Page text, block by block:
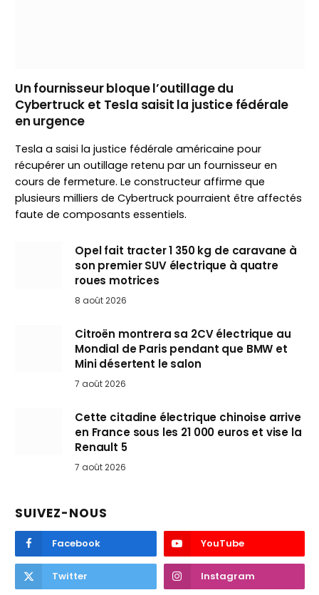
Un fournisseur bloque l’outillage du
Cybertruck et Tesla saisit la justice fédérale
en urgence
Tesla a saisi la justice fédérale américaine pour
récupérer un outillage retenu par un fournisseur en
cours de fermeture. Le constructeur affirme que
plusieurs milliers de Cybertruck pourraient être affectés
faute de composants essentiels.
Opel fait tracter 1 350 kg de caravane à
son premier SUV électrique à quatre
roues motrices
8 août 2026
Citroën montrera sa 2CV électrique au
Mondial de Paris pendant que BMW et
Mini désertent le salon
7 août 2026
Cette citadine électrique chinoise arrive
en France sous les 21 000 euros et vise la
Renault 5
7 août 2026
SUIVEZ-NOUS
Facebook YouTube
Twitter Instagram